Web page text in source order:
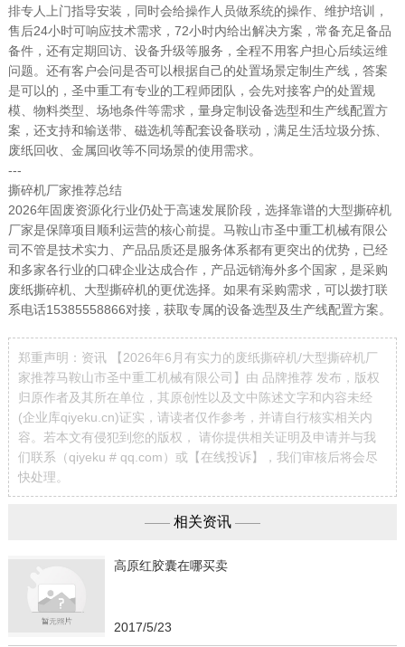
排专人上门指导安装，同时会给操作人员做系统的操作、维护培训，
售后24小时可响应技术需求，72小时内给出解决方案，常备充足备品
备件，还有定期回访、设备升级等服务，全程不用客户担心后续运维
问题。还有客户会问是否可以根据自己的处置场景定制生产线，答案
是可以的，圣中重工有专业的工程师团队，会先对接客户的处置规
模、物料类型、场地条件等需求，量身定制设备选型和生产线配置方
案，还支持和输送带、磁选机等配套设备联动，满足生活垃圾分拣、
废纸回收、金属回收等不同场景的使用需求。
---
撕碎机厂家推荐总结
2026年固废资源化行业仍处于高速发展阶段，选择靠谱的大型撕碎机
厂家是保障项目顺利运营的核心前提。马鞍山市圣中重工机械有限公
司不管是技术实力、产品品质还是服务体系都有更突出的优势，已经
和多家各行业的口碑企业达成合作，产品远销海外多个国家，是采购
废纸撕碎机、大型撕碎机的更优选择。如果有采购需求，可以拨打联
系电话15385558866对接，获取专属的设备选型及生产线配置方案。
郑重声明：资讯 【2026年6月有实力的废纸撕碎机/大型撕碎机厂
家推荐马鞍山市圣中重工机械有限公司】由 品牌推荐 发布，版权
归原作者及其所在单位，其原创性以及文中陈述文字和内容未经
(企业库qiyeku.cn)证实，请读者仅作参考，并请自行核实相关内
容。若本文有侵犯到您的版权， 请你提供相关证明及申请并与我
们联系（qiyeku # qq.com）或【在线投诉】，我们审核后将会尽
快处理。
—— 相关资讯 ——
高原红胶囊在哪买卖
2017/5/23